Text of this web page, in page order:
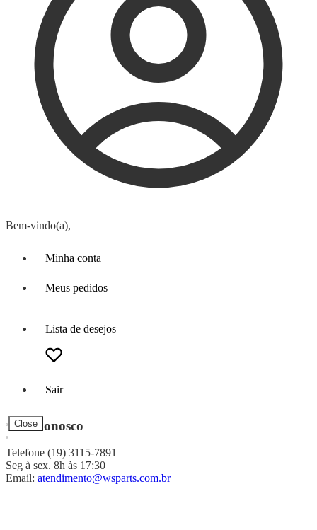
Bem-vindo(a),
Minha conta
Meus pedidos
Lista de desejos
Sair
Close
Fale Conosco
Telefone (19) 3115-7891
Seg à sex. 8h às 17:30
Email: atendimento@wsparts.com.br